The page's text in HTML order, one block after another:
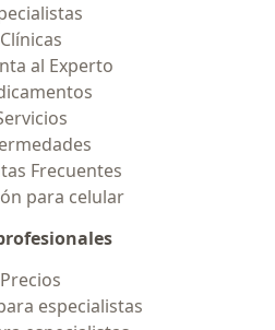
Clínicas
al Experto
Frecuentes
para celular
Precios
especialistas